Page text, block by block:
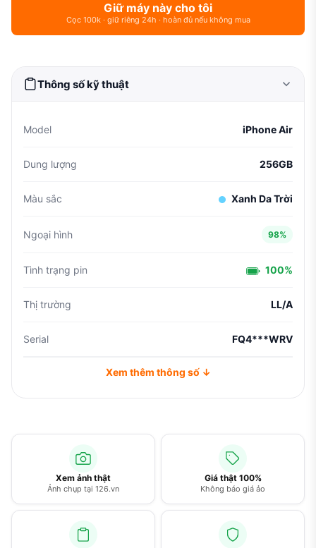
Giữ máy này cho tôi
Cọc 100k · giữ riêng 24h · hoàn đủ nếu không mua
Xem ảnh thật
Ảnh chụp tại 126.vn
Giá thật 100%
Không báo giá ảo
Thông số kỹ thuật
Model iPhone Air
Dung lượng 256GB
Màu sắc Xanh Da Trời
Ngoại hình 98%
Tình trạng pin 100%
Thị trường LL/A
Serial FQ4***WRV
Xem thêm thông số ↓